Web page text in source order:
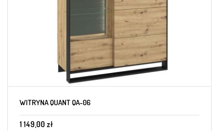
WITRYNA QUANT QA-06
1 149,00 zł